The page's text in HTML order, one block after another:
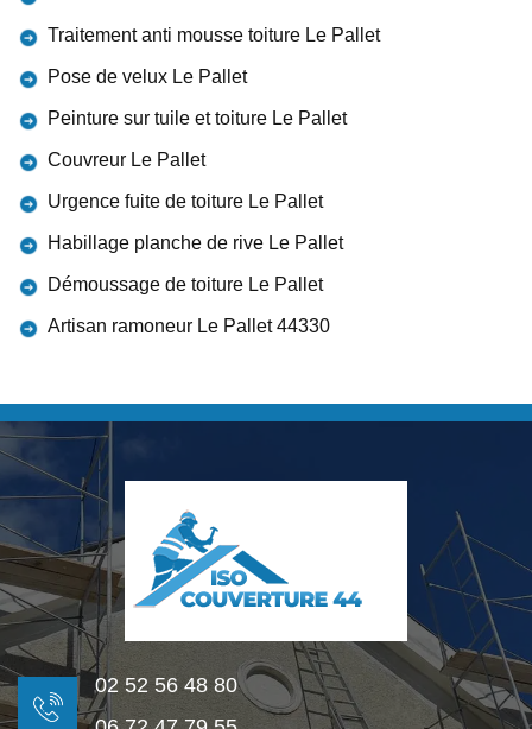
Traitement anti mousse toiture Le Pallet
Pose de velux Le Pallet
Peinture sur tuile et toiture Le Pallet
Couvreur Le Pallet
Urgence fuite de toiture Le Pallet
Habillage planche de rive Le Pallet
Démoussage de toiture Le Pallet
Artisan ramoneur Le Pallet 44330
02 52 56 48 80